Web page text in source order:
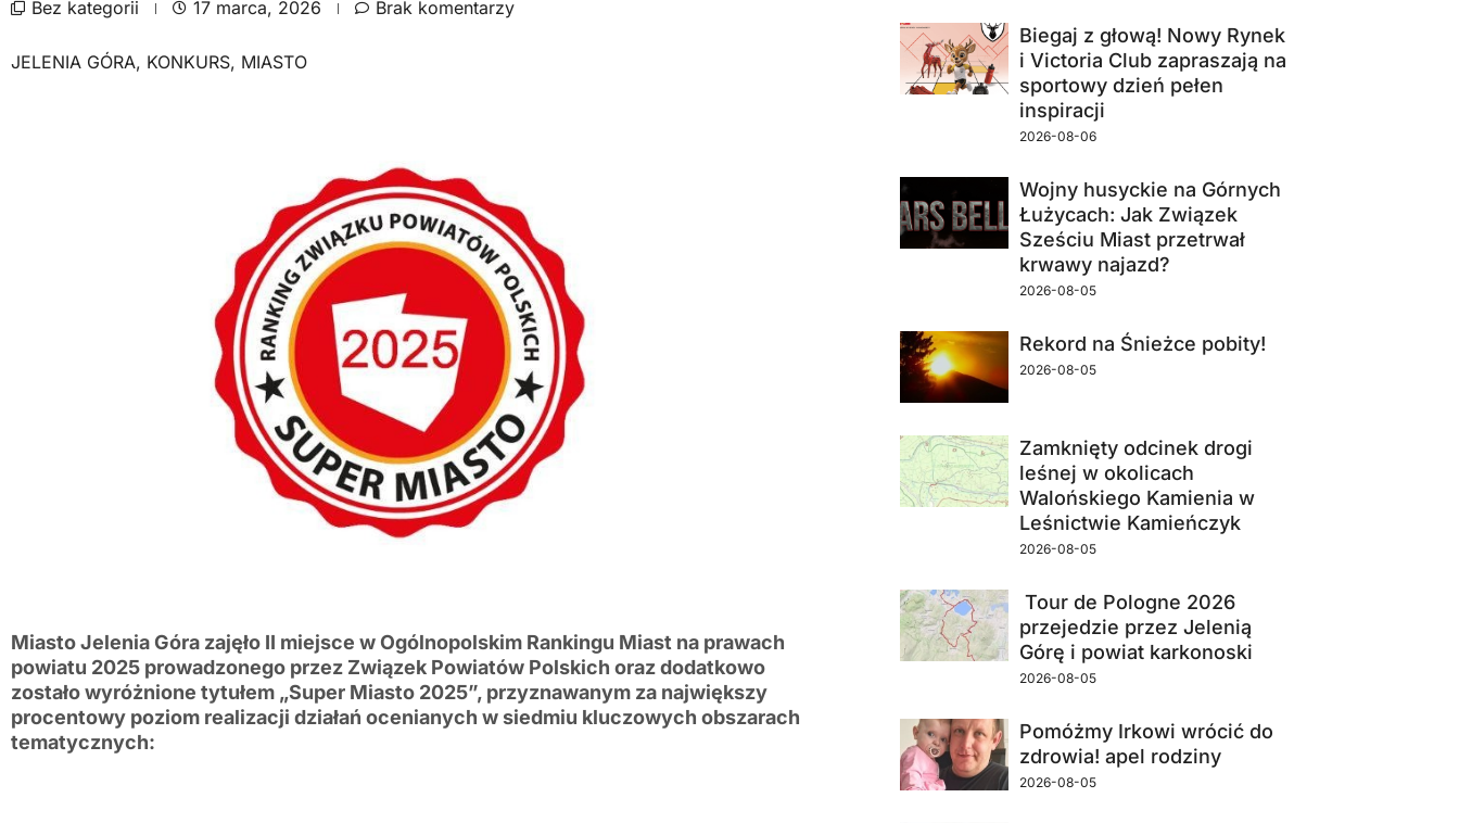
Bez kategorii
17 marca, 2026 Brak komentarzy
JELENIA GÓRA, KONKURS, MIASTO
Miasto Jelenia Góra zajęło II miejsce w Ogólnopolskim Rankingu Miast na prawach
powiatu 2025 prowadzonego przez Związek Powiatów Polskich oraz dodatkowo
zostało wyróżnione tytułem „Super Miasto 2025”, przyznawanym za największy
procentowy poziom realizacji działań ocenianych w siedmiu kluczowych obszarach
tematycznych:
Biegaj z głową! Nowy Rynek
i Victoria Club zapraszają na
sportowy dzień pełen
inspiracji
2026-08-06
Wojny husyckie na Górnych
Łużycach: Jak Związek
Sześciu Miast przetrwał
krwawy najazd?
2026-08-05
Rekord na Śnieżce pobity!
2026-08-05
Zamknięty odcinek drogi
leśnej w okolicach
Walońskiego Kamienia w
Leśnictwie Kamieńczyk
2026-08-05
Tour de Pologne 2026
przejedzie przez Jelenią
Górę i powiat karkonoski
2026-08-05
Pomóżmy Irkowi wrócić do
zdrowia! apel rodziny
2026-08-05